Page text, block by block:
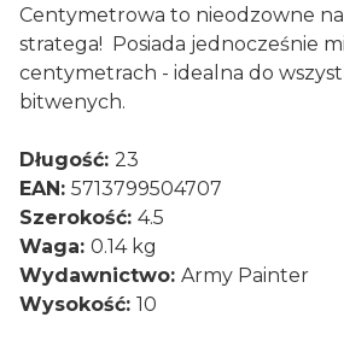
Centymetrowa to nieodzowne
stratega! Posiada jednocześnie
centymetrach - idealna do
bitwenych.
Długość: 23
EAN: 5713799504707
Szerokość: 4.5
Waga: 0.14 kg
Wydawnictwo: Army Painter
Wysokość: 10